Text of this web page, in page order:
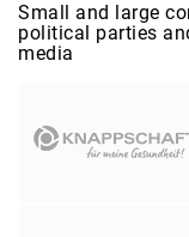
Small and large
political parties
media